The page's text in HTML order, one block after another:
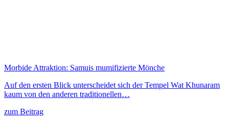
Morbide Attraktion: Samuis mumifizierte Mönche
Auf den ersten Blick unterscheidet sich der Tempel Wat Khunaram
kaum von den anderen traditionellen…
zum Beitrag